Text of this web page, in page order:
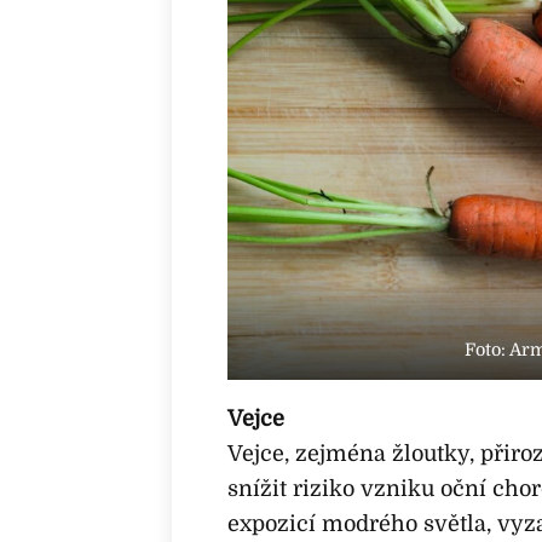
Foto:
Vejce
Vejce, zejména žloutky,
snížit riziko vzniku oční
expozicí modrého světla,